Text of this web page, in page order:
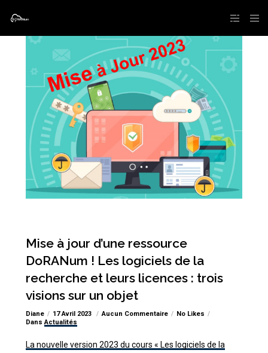
Mise à jour d’une ressource
DoRANum ! Les logiciels de la
recherche et leurs licences : trois
visions sur un objet
Diane 17 Avril 2023 Aucun Commentaire
No Likes
DansActualités
La nouvelle version 2023 du cours « Les logiciels de la